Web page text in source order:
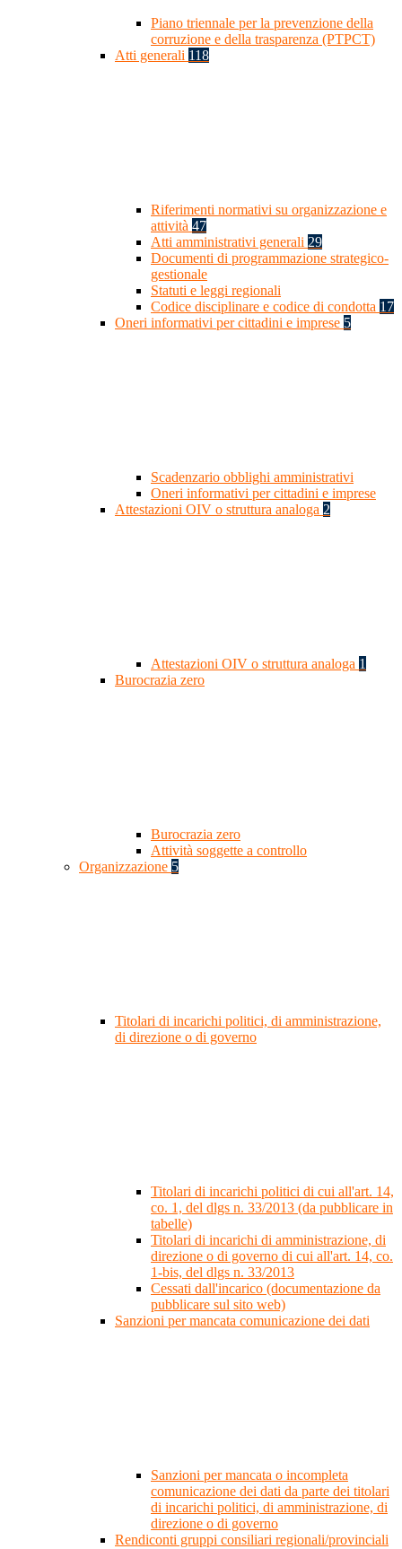
Piano triennale per la prevenzione della
corruzione e della trasparenza (PTPCT)
Atti generali 118
Riferimenti normativi su organizzazione e
attività 47
Atti amministrativi generali 29
Documenti di programmazione strategico-
gestionale
Statuti e leggi regionali
Codice disciplinare e codice di condotta 17
Oneri informativi per cittadini e imprese 5
Scadenzario obblighi amministrativi
Oneri informativi per cittadini e imprese
Attestazioni OIV o struttura analoga 2
Attestazioni OIV o struttura analoga 1
Burocrazia zero
Burocrazia zero
Attività soggette a controllo
Organizzazione 5
Titolari di incarichi politici, di amministrazione,
di direzione o di governo
Titolari di incarichi politici di cui all'art. 14,
co. 1, del dlgs n. 33/2013 (da pubblicare in
tabelle)
Titolari di incarichi di amministrazione, di
direzione o di governo di cui all'art. 14, co.
1-bis, del dlgs n. 33/2013
Cessati dall'incarico (documentazione da
pubblicare sul sito web)
Sanzioni per mancata comunicazione dei dati
Sanzioni per mancata o incompleta
comunicazione dei dati da parte dei titolari
di incarichi politici, di amministrazione, di
direzione o di governo
Rendiconti gruppi consiliari regionali/provinciali